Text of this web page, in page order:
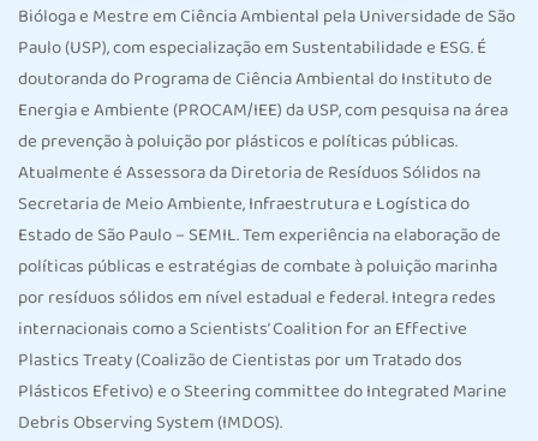
Bióloga e Mestre em Ciência Ambiental pela Universidade de São
Paulo (USP), com especialização em Sustentabilidade e ESG. É
doutoranda do Programa de Ciência Ambiental do Instituto de
Energia e Ambiente (PROCAM/IEE) da USP, com pesquisa na área
de prevenção à poluição por plásticos e políticas públicas.
Atualmente é Assessora da Diretoria de Resíduos Sólidos na
Secretaria de Meio Ambiente, Infraestrutura e Logística do
Estado de São Paulo – SEMIL. Tem experiência na elaboração de
políticas públicas e estratégias de combate à poluição marinha
por resíduos sólidos em nível estadual e federal. Integra redes
internacionais como a Scientists’ Coalition for an Effective
Plastics Treaty (Coalizão de Cientistas por um Tratado dos
Plásticos Efetivo) e o Steering committee do Integrated Marine
Debris Observing System (IMDOS).